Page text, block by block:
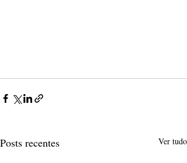
Posts recentes Ver tudo